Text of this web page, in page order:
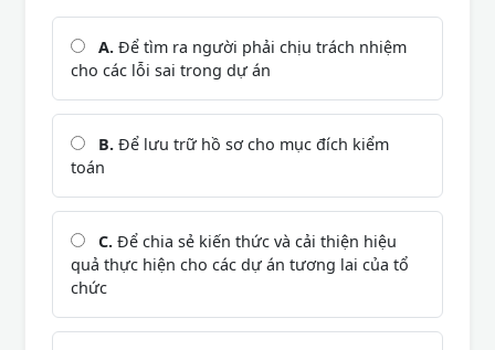
A. Để tìm ra người phải chịu trách nhiệm
cho các lỗi sai trong dự án
B. Để lưu trữ hồ sơ cho mục đích kiểm
toán
C. Để chia sẻ kiến thức và cải thiện hiệu
quả thực hiện cho các dự án tương lai của tổ
chức